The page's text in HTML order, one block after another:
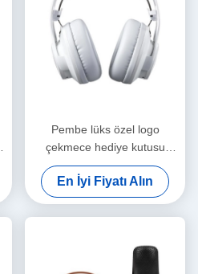
Pembe lüks özel logo
çekmece hediye kutusu
paketleme çanta paketleme
kutusu
En İyi Fiyatı Alın